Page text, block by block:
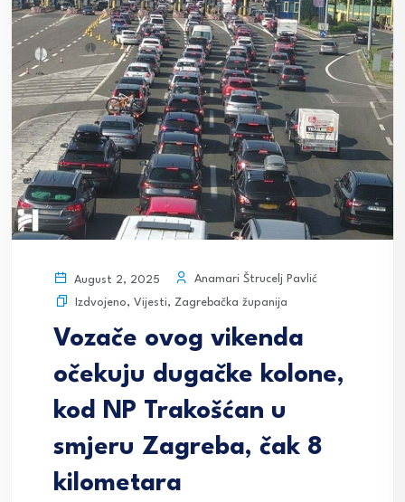
August 2, 2025
Anamari Štrucelj Pavlić
Izdvojeno, Vijesti, Zagrebačka županija
Vozače ovog vikenda
očekuju dugačke kolone,
kod NP Trakošćan u
smjeru Zagreba, čak 8
kilometara